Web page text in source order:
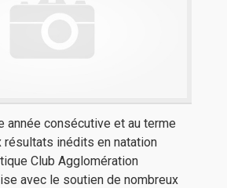
année consécutive et au terme
résultats inédits en natation
Club Agglomération
avec le soutien de nombreux